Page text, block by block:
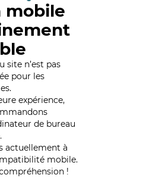
mobile
site n’est pas
pour les
expérience,
de bureau
actuellement à
mobile.
!